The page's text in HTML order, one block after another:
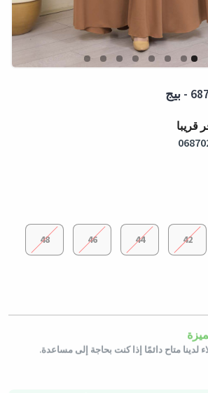
قريبا
42
44
46
48
من
يمكن إرجاع المنتجات المؤهلة في حالتها الأصلية خلال 3 أيام من تاريخ
لدينا متاح دائمًا إذا كنت بحاجة إلى مساعدة.